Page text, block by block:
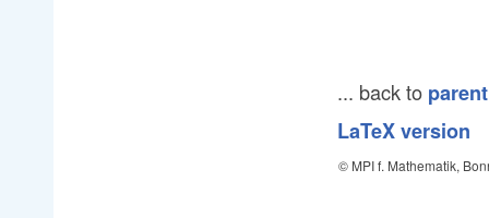
... back to
LaTeX version
© MPI f. Mathematik,